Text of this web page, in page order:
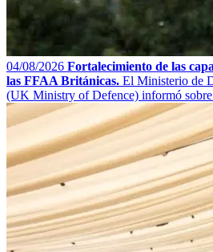
04/08/2026 Fortalecimiento de las
las FFAA Británicas. El Ministerio de
(UK Ministry of Defence) informó